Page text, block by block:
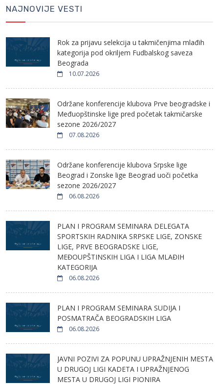
NAJNOVIJE VESTI
Rok za prijavu selekcija u takmičenjima mlađih
kategorija pod okriljem Fudbalskog saveza
Beograda
10.07.2026
Održane konferencije klubova Prve beogradske i
Međuopštinske lige pred početak takmičarske
sezone 2026/2027
07.08.2026
Održane konferencije klubova Srpske lige
Beograd i Zonske lige Beograd uoči početka
sezone 2026/2027
06.08.2026
PLAN I PROGRAM SEMINARA DELEGATA
SPORTSKIH RADNIKA SRPSKE LIGE, ZONSKE
LIGE, PRVE BEOGRADSKE LIGE,
MEĐOUPŠTINSKIH LIGA I LIGA MLAĐIH
KATEGORIJA
06.08.2026
PLAN I PROGRAM SEMINARA SUDIJA I
POSMATRAČA BEOGRADSKIH LIGA
06.08.2026
JAVNI POZIVI ZA POPUNU UPRAŽNJENIH MESTA
U DRUGOJ LIGI KADETA I UPRAŽNJENOG
MESTA U DRUGOJ LIGI PIONIRA